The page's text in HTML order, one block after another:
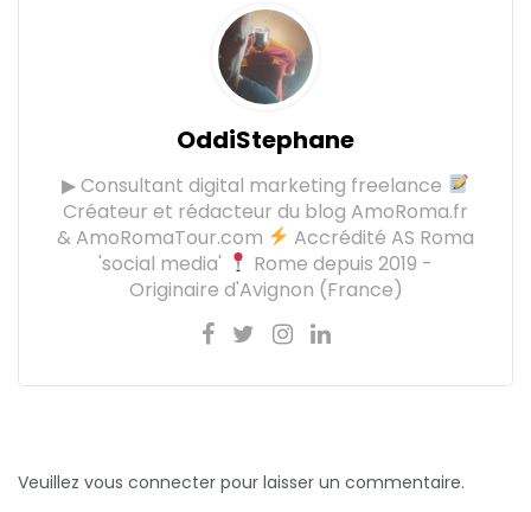
OddiStephane
▶ Consultant digital marketing freelance
Créateur et rédacteur du blog AmoRoma.fr
& AmoRomaTour.com
Accrédité AS Roma
'social media'
Rome depuis 2019 -
Originaire d'Avignon (France)
Veuillez vous connecter pour laisser un commentaire.